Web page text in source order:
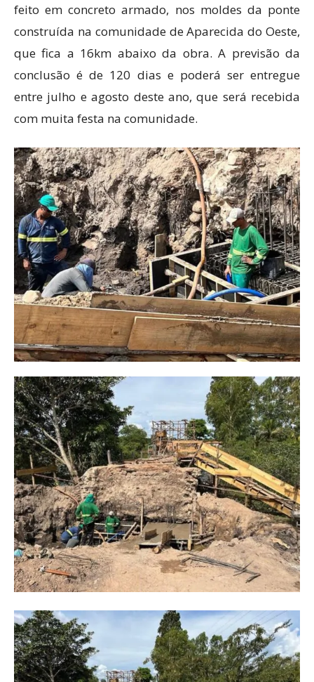
feito em concreto armado, nos moldes da ponte
construída na comunidade de Aparecida do Oeste,
que fica a 16km abaixo da obra. A previsão da
conclusão é de 120 dias e poderá ser entregue
entre julho e agosto deste ano, que será recebida
com muita festa na comunidade.